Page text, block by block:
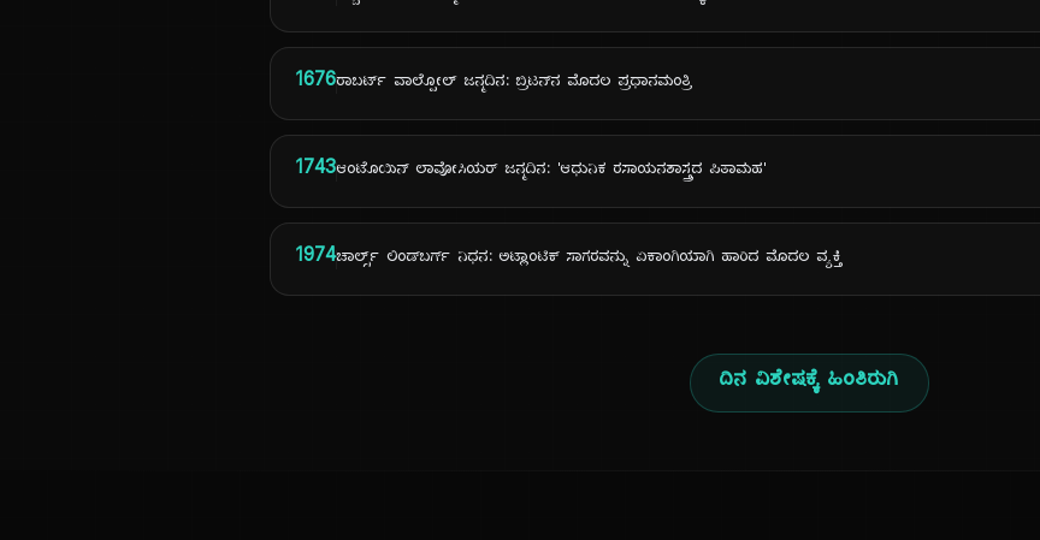
1676ರಾಬರ್ಟ್ ವಾಲ್ಪೋಲ್ ಜನ್ಮದಿನ: ಬ್ರಿಟನ್‌ನ ಮೊದಲ ಪ್ರಧಾನಮಂತ್ರಿ
1743ಆಂಟೊಯಿನ್ ಲಾವೋಸಿಯರ್ ಜನ್ಮದಿನ: 'ಆಧುನಿಕ ರಸಾಯನಶಾಸ್ತ್ರದ ಪಿತಾಮಹ'
1974ಚಾರ್ಲ್ಸ್ ಲಿಂಡ್‌ಬರ್ಗ್ ನಿಧನ: ಅಟ್ಲಾಂಟಿಕ್ ಸಾಗರವನ್ನು ಏಕಾಂಗಿಯಾಗಿ ಹಾರಿದ ಮೊದಲ ವ್ಯಕ್ತಿ
ದಿನ ವಿಶೇಷಕ್ಕೆ ಹಿಂತಿರುಗಿ